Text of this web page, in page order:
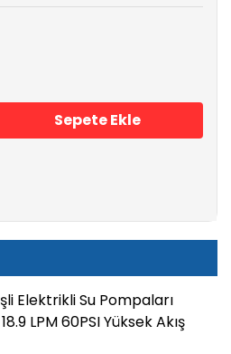
Sepete Ekle
Elektrikli Su Pompaları
LPM 60PSI Yüksek Akış